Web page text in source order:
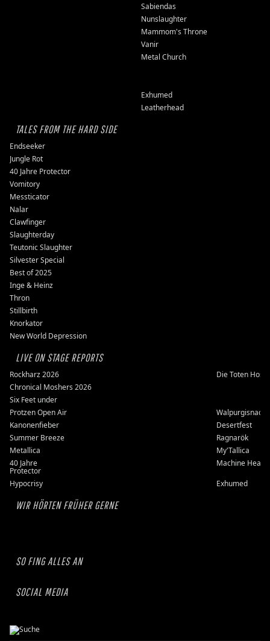
Sabiendas
Nunslaughter
Mammom's Throne
Vanir
Metal Church
Exhumed
Leatherhead
TALES FROM THE HARD SIDE
Endseeker
Jungle Rot
40 Jahre Protector
Vomitory
Messticator
Nalar
Clawfinger
Slaughterday
Teutonic Slaughter
Silvester Special
Best of 2025
Inge & Heinz
Thron
Stillbirth
Knorkator
New World Depression
LIVE ON STAGE REPORTS
Rockharz 2026
Die Toten
Chronical Moshers 2026
Six Feet under
Protzen Open Air
Walpurgisnacht
Kanonenfieber
Desertfest
Summer Breeze
Ragnarök
Metallica
My'Tallica
40 Jahre
Protector
Machine Head
Hypocrisy
Exhumed
WIR HÖRTEN FRÜHER GERNE
SO FING ALLES AN
SOCIAL MEDIA